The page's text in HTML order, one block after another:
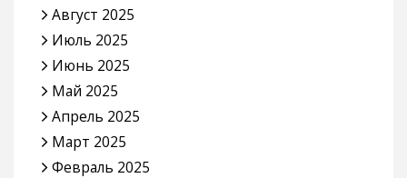
Август 2025
Июль 2025
Июнь 2025
Май 2025
Апрель 2025
Март 2025
Февраль 2025